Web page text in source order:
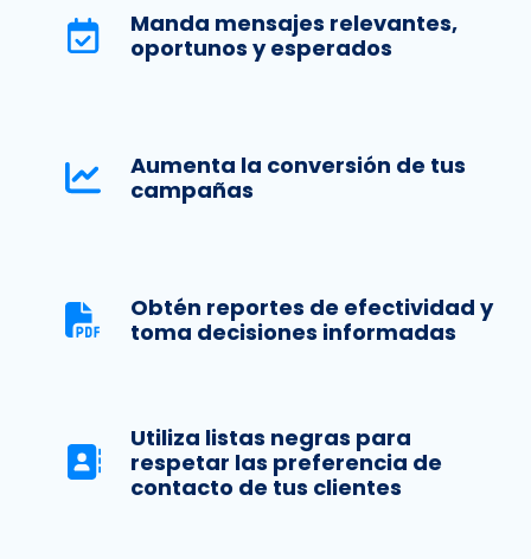
Manda mensajes relevantes,
oportunos y esperados
Aumenta la conversión de tus
campañas
Obtén reportes de efectividad y
toma decisiones informadas
Utiliza listas negras para
respetar las preferencia de
contacto de tus clientes